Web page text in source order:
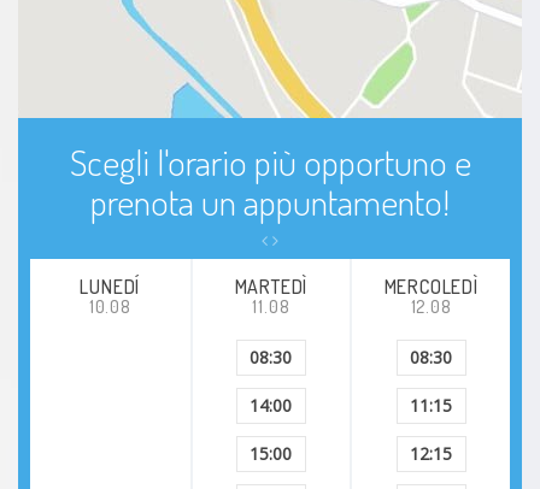
Scegli l'orario più opportuno e
prenota un appuntamento!
LUNEDÍ
10.08
MARTEDÌ
11.08
08:30
14:00
15:00
MERCOLEDÌ
12.08
08:30
11:15
12:15